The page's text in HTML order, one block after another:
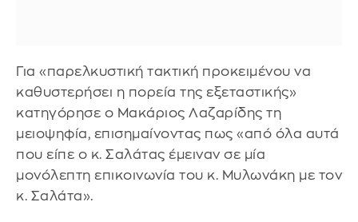
Για «παρελκυστική τακτική προκειμένου να
καθυστερήσει η πορεία της εξεταστικής»
κατηγόρησε ο Μακάριος Λαζαρίδης τη
μειοψηφία, επισημαίνοντας πως «από όλα αυτά
που είπε ο κ. Σαλάτας έμειναν σε μία
μονόλεπτη επικοινωνία του κ. Μυλωνάκη με τον
κ. Σαλάτα».